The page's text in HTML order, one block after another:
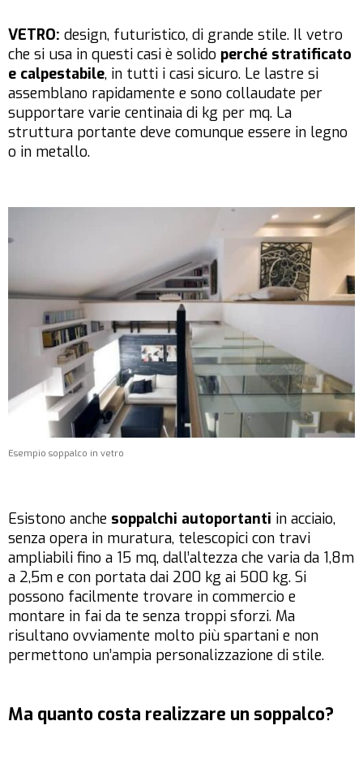
VETRO: design, futuristico, di grande stile. Il vetro
che si usa in questi casi è solido perché stratificato
e calpestabile, in tutti i casi sicuro. Le lastre si
assemblano rapidamente e sono collaudate per
supportare varie centinaia di kg per mq. La
struttura portante deve comunque essere in legno
o in metallo.
Esempio soppalco in vetro
Esistono anche soppalchi autoportanti in acciaio,
senza opera in muratura, telescopici con travi
ampliabili fino a 15 mq, dall’altezza che varia da 1,8m
a 2,5m e con portata dai 200 kg ai 500 kg. Si
possono facilmente trovare in commercio e
montare in fai da te senza troppi sforzi. Ma
risultano ovviamente molto più spartani e non
permettono un’ampia personalizzazione di stile.
Ma quanto costa realizzare un soppalco?